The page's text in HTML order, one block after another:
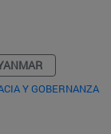
Y GOBERNANZA